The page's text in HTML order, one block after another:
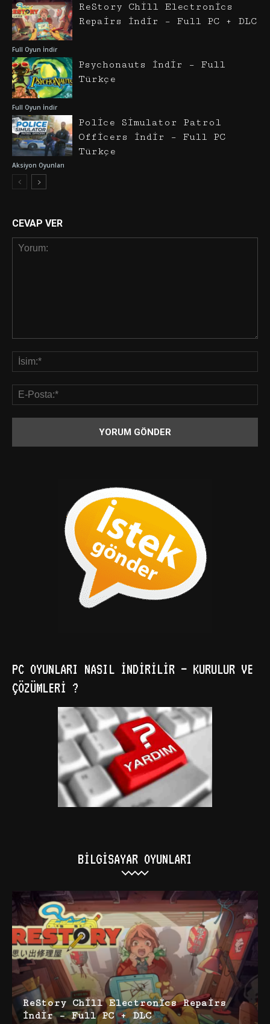
Full Oyun İndir
ReStory Chill Electronics
Repairs İndir – Full PC + DLC
Full Oyun İndir
Psychonauts İndir – Full
Türkçe
Aksiyon Oyunları
Police Simulator Patrol
Officers İndir – Full PC
Türkçe
CEVAP VER
PC OYUNLARI NASIL İNDIRILIR – KURULUR VE
ÇÖZÜMLERI ?
BILGISAYAR OYUNLARI
ReStory Chill Electronics Repairs
İndir – Full PC + DLC